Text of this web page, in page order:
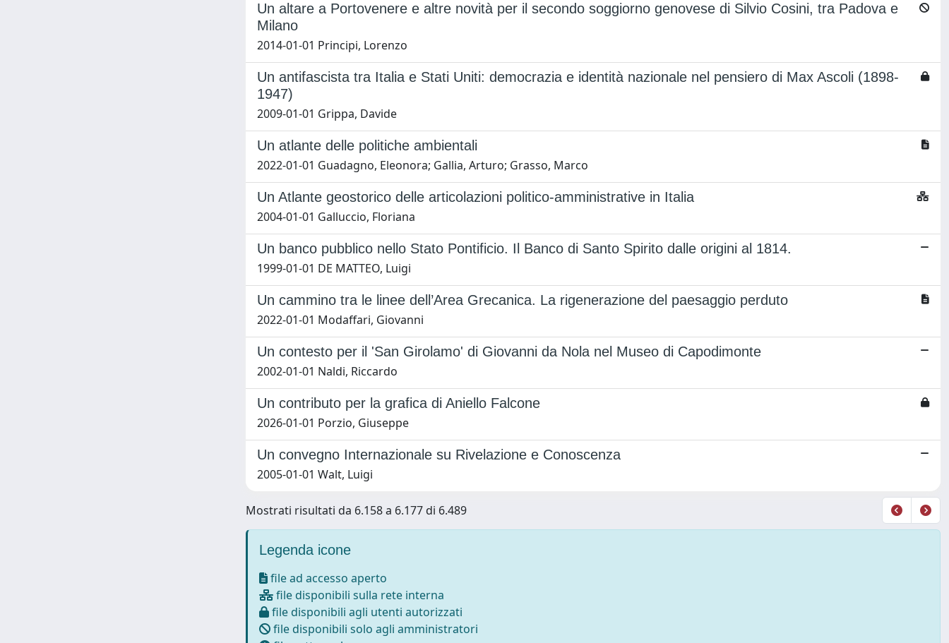
Un altare a Portovenere e altre novità per il secondo soggiorno genovese di Silvio Cosini, tra Padova e
Milano
2014-01-01 Principi, Lorenzo
Un antifascista tra Italia e Stati Uniti: democrazia e identità nazionale nel pensiero di Max Ascoli (1898-
1947)
2009-01-01 Grippa, Davide
Un atlante delle politiche ambientali
2022-01-01 Guadagno, Eleonora; Gallia, Arturo; Grasso, Marco
Un Atlante geostorico delle articolazioni politico-amministrative in Italia
2004-01-01 Galluccio, Floriana
Un banco pubblico nello Stato Pontificio. Il Banco di Santo Spirito dalle origini al 1814.
1999-01-01 DE MATTEO, Luigi
Un cammino tra le linee dell’Area Grecanica. La rigenerazione del paesaggio perduto
2022-01-01 Modaffari, Giovanni
Un contesto per il 'San Girolamo' di Giovanni da Nola nel Museo di Capodimonte
2002-01-01 Naldi, Riccardo
Un contributo per la grafica di Aniello Falcone
2026-01-01 Porzio, Giuseppe
Un convegno Internazionale su Rivelazione e Conoscenza
2005-01-01 Walt, Luigi
Mostrati risultati da 6.158 a 6.177 di 6.489
Legenda icone
file ad accesso aperto
file disponibili sulla rete interna
file disponibili agli utenti autorizzati
file disponibili solo agli amministratori